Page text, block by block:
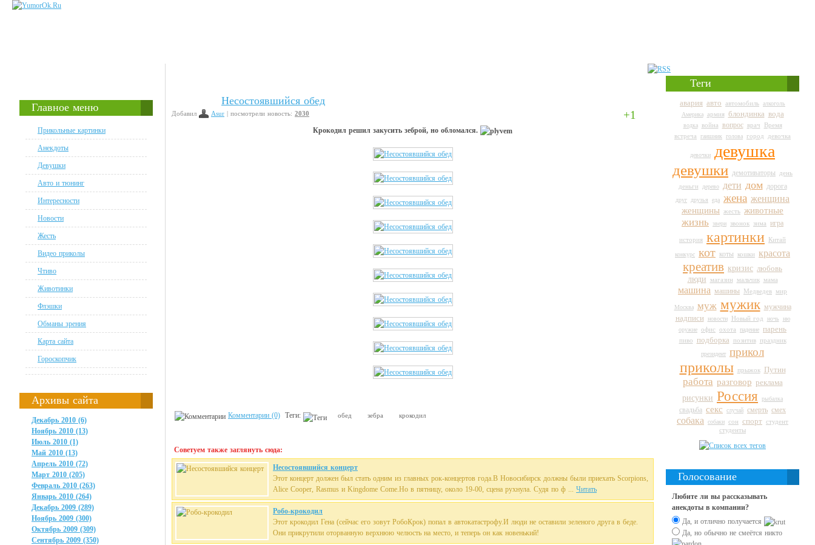
Главное меню
Прикольные картинки
Анекдоты
Девушки
Авто и тюнинг
Интересности
Новости
Жесть
Видео приколы
Чтиво
Животинки
Флэшки
Обманы зрения
Карта сайта
Гороскопчик
Архивы сайта
Декабрь 2010 (6)
Ноябрь 2010 (13)
Июль 2010 (1)
Май 2010 (13)
Апрель 2010 (72)
Март 2010 (205)
Февраль 2010 (263)
Январь 2010 (264)
Декабрь 2009 (289)
Ноябрь 2009 (300)
Октябрь 2009 (309)
Сентябрь 2009 (350)
Несостоявшийся обед
+1
Добавил Asur | посмотрели новость: 2030
Крокодил решил закусить зеброй, но обломался.
Комментарии (0) Теги: обед зебра крокодил
Советуем также заглянуть сюда:
Несостоявшийся концерт
Этот концерт должен был стать одним из главных рок-концертов года.В Новосибирск должны были приехать Scorpions,
Alice Cooper, Rasmus и Kingdome Come.Но в пятницу, около 19-00, сцена рухнула. Судя по ф ... Читать
Робо-крокодил
Этот крокодил Гена (сейчас его зовут РобоКрок) попал в автокатастрофу.И люди не оставили зеленого друга в беде.
Они прикрутили оторванную верхнюю челюсть на место, и теперь он как новенький!
Теги
авария авто автомобиль алкоголь
Америка армия блондинка вода
водка война вопрос врач Время
встреча гаишник голова город девочка
девочки девушка
девушки демотиваторы день
деньги дерево дети дом дорога
друг друзья еда жена женщина
женщины жесть животные
жизнь звери звонок зима игра
история картинки Китай
конкурс кот коты кошки красота
креатив кризис любовь
люди
магазин мальчик мама
машина машины Медведев мир
Москва муж мужик мужчина
надписи
новости Новый год ночь
ню
оружие офис охота падение парень
пиво подборка позитив праздник
президент прикол
приколы прыжок Путин
работа разговор реклама
рисунки Россия рыбалка
свадьба секс случай смерть смех
собака собаки сон спорт студент
студенты
Голосование
Любите ли вы рассказывать
анекдоты в компании?
Да, и отлично получается
Да, но обычно не смеётся никто